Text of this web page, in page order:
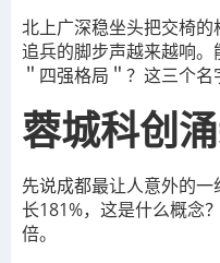
北上广深稳坐头把交椅
追兵的脚步声越来越响
＂四强格局＂？这三个名
蓉城科创
先说成都最让人意外的
长181%，这是什么概念
倍。